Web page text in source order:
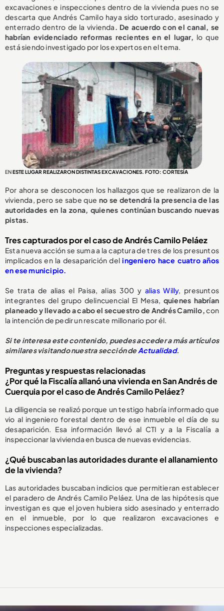
excavaciones e inspecciones dentro de la vivienda pues no se
descarta que Andrés Camilo haya sido torturado, asesinado y
enterrado dentro de la vivienda. De acuerdo con el canal, se
habrían evidenciado reformas recientes en el lugar, lo que
está siendo investigado por los expertos en el tema.
ENESTE LUGAR REALIZARON DISTINTAS EXCAVACIONES. FOTO: CORTESÍA
Por ahora se desconocen los hallazgos que se realizaron de la
vivienda, pero se sabe que no se detendrá la presencia de las
autoridades en la zona, quienes continúan buscando nuevas
pistas.
Tres capturados por el caso de Andrés Camilo Peláez
Esta nueva acción se suma a la captura de tres de los presuntos
implicados en la desaparición delingeniero hace cuatro años
en ese municipio.
Se trata de alias el Paisa, alias 300 y alias Willy, presuntos
integrantes del grupo delincuencial El Mesa, quienes habrían
planeado y llevado a cabo el secuestro de Andrés Camilo,con
la intención de pedir un rescate millonario por él.
Si te interesa este contenido, puedes acceder a más artículos
similares visitando nuestra sección deActualidad.
Preguntas y respuestas relacionadas
¿Por qué la Fiscalía allanó una vivienda en San Andrés de
Cuerquia por el caso de Andrés Camilo Peláez?
La diligencia se realizó porque un testigo habría informado que
vio al ingeniero forestal dentro de ese inmueble el día de su
desaparición. Esa información llevó al CTI y a la Fiscalía a
inspeccionar la vivienda en busca de nuevas evidencias.
¿Qué buscaban las autoridades durante el allanamiento
de la vivienda?
Las autoridades buscaban indicios que permitieran establecer
el paradero de Andrés Camilo Peláez. Una de las hipótesis que
investigan es que el joven hubiera sido asesinado y enterrado
en el inmueble, por lo que realizaron excavaciones e
inspecciones especializadas.